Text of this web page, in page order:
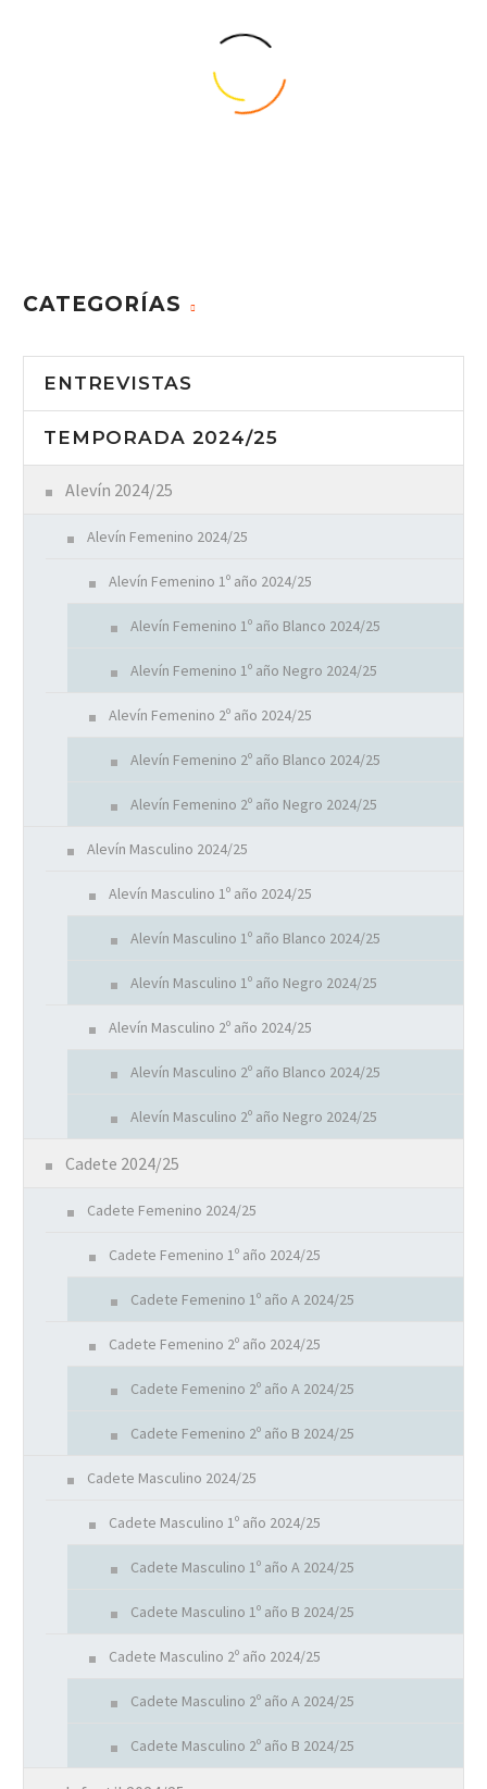
CATEGORÍAS
ENTREVISTAS
TEMPORADA 2024/25
Alevín 2024/25
Alevín Femenino 2024/25
Alevín Femenino 1º año 2024/25
Alevín Femenino 1º año Blanco 2024/25
Alevín Femenino 1º año Negro 2024/25
Alevín Femenino 2º año 2024/25
Alevín Femenino 2º año Blanco 2024/25
Alevín Femenino 2º año Negro 2024/25
Alevín Masculino 2024/25
Alevín Masculino 1º año 2024/25
Alevín Masculino 1º año Blanco 2024/25
Alevín Masculino 1º año Negro 2024/25
Alevín Masculino 2º año 2024/25
Alevín Masculino 2º año Blanco 2024/25
Alevín Masculino 2º año Negro 2024/25
Cadete 2024/25
Cadete Femenino 2024/25
Cadete Femenino 1º año 2024/25
Cadete Femenino 1º año A 2024/25
Cadete Femenino 2º año 2024/25
Cadete Femenino 2º año A 2024/25
Cadete Femenino 2º año B 2024/25
Cadete Masculino 2024/25
Cadete Masculino 1º año 2024/25
Cadete Masculino 1º año A 2024/25
Cadete Masculino 1º año B 2024/25
Cadete Masculino 2º año 2024/25
Cadete Masculino 2º año A 2024/25
Cadete Masculino 2º año B 2024/25